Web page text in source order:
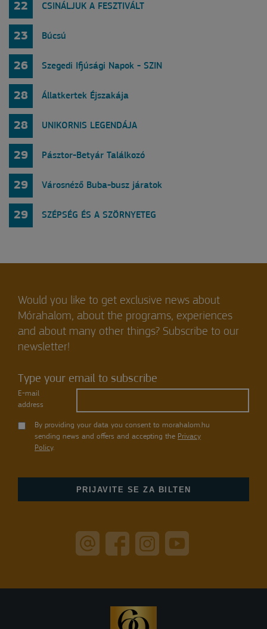
22 CSINÁLJUK A FESZTIVÁLT
23 Búcsú
26 Szegedi Ifjúsági Napok - SZIN
28 Állatkertek Éjszakája
28 UNIKORNIS LEGENDÁJA
29 Pásztor-Betyár Találkozó
29 Városnéző Buba-busz járatok
29 SZÉPSÉG ÉS A SZÖRNYETEG
Would you like to get exclusive news about
Mórahalom, about the programs, experiences
and about many other things? Subscribe to our
newsletter!
Type your email to subscribe
E-mail
address
By providing your data you consent to morahalom.hu
sending news and offers and accepting the Privacy
Policy.